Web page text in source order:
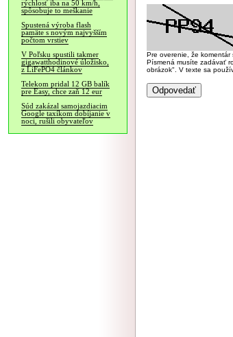
rýchlosť iba na 50 km/h,
spôsobuje to meškanie
Spustená výroba flash
pamäte s novým najvyšším
počtom vrstiev
V Poľsku spustili takmer
gigawatthodinové úložisko,
z LiFePO4 článkov
Telekom pridal 12 GB balík
pre Easy, chce zaň 12 eur
Súd zakázal samojazdiacim
Google taxíkom dobíjanie v
noci, rušili obyvateľov
Pre overenie, že komentár
Písmená musíte zadávať
obrázok". V texte sa